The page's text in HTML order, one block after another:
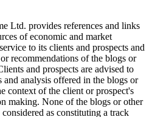
Ltd. provides references and links
of economic and market
to its clients and prospects and
recommendations of the blogs or
and prospects are advised to
analysis offered in the blogs or
context of the client or prospect's
making. None of the blogs or other
as constituting a track